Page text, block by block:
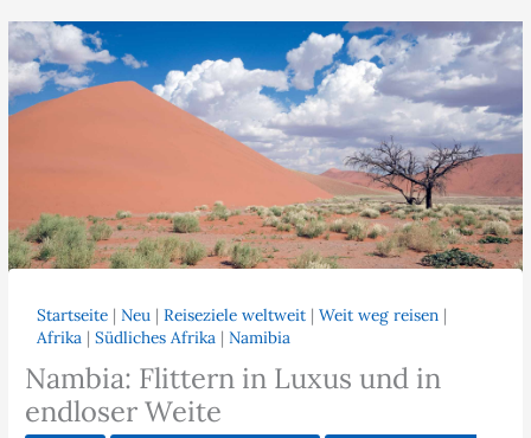
Startseite |Neu |Reiseziele weltweit |Weit weg reisen |
Afrika |Südliches Afrika |Namibia
Nambia: Flittern in Luxus und in
endloser Weite